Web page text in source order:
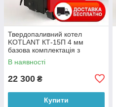
Твердопаливний котел
KOTLANT КТ-15П 4 мм
базова комплектація з
плитою
В наявності
22 300 ₴
Купити